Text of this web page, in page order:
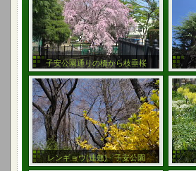
子安公園通りの橋から枝垂桜
レンギョウ(連翹) - 子安公園